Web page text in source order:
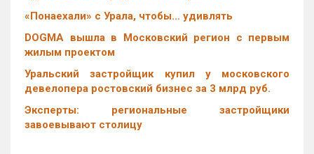
«Понаехали» с Урала, чтобы… удивлять
DOGMA вышла в Московский регион с первым
жилым проектом
Уральский застройщик купил у московского
девелопера ростовский бизнес за 3 млрд руб.
Эксперты: региональные застройщики
завоевывают столицу